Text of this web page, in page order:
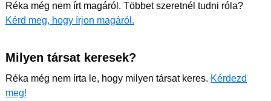
Réka még nem írt magáról. Többet szeretnél tudni róla?
Kérd meg, hogy írjon magáról.
Milyen társat keresek?
Réka még nem írta le, hogy milyen társat keres. Kérdezd
meg!